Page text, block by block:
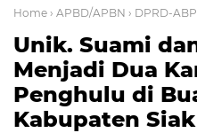
Home › APBD/APBN › DPRD-
Unik. Suami
Menjadi Dua
Penghulu di
Kabupaten Siak